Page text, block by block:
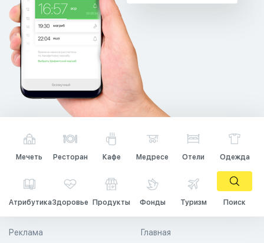
Мечеть Ресторан Кафе Медресе Отели Одежда
АтрибутикаЗдоровье Продукты Фонды Туризм Поиск
Главная
Реклама